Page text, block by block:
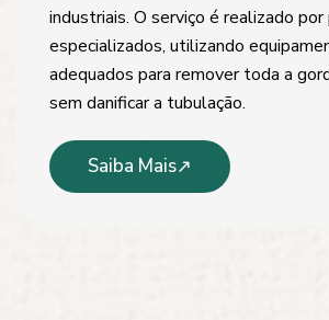
industriais. O serviço é realizado
especializados, utilizando
adequados para remover toda a
sem danificar a tubulação.
Saiba Mais